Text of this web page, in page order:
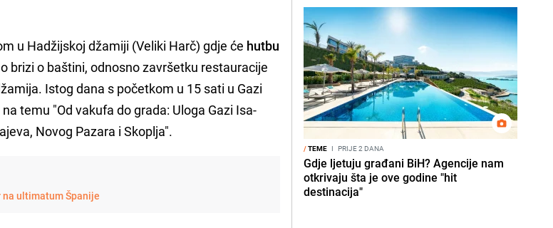
u Hadžijskoj džamiji (Veliki Harč) gdje će hutbu
brizi o baštini, odnosno završetku restauracije
Istog dana s početkom u 15 sati u Gazi
na temu "Od vakufa do grada: Uloga Gazi Isa-
Novog Pazara i Skoplja".
ultimatum Španije
/TEME I PRIJE 2 DANA
Gdje ljetuju građani BiH? Agencije nam
otkrivaju šta je ove godine "hit
destinacija"